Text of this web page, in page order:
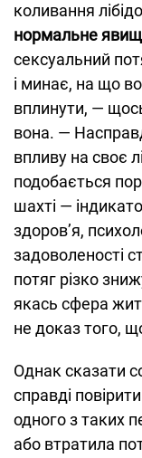
коливання
нормальне
сексуальний
і минає, на що
вплинути, —
вона. —
впливу на своє
подобається
шахті —
здоров’я,
задоволеності
потяг різко
якась сфера
не доказ того,
Однак сказати
справді
одного з таких
або втратила